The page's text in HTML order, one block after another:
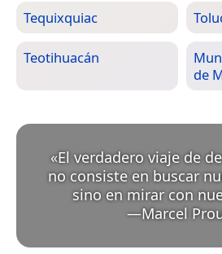
Tequixquiac
Teotihuacán
de
«El verdadero viaje de
no consiste en buscar
sino en mirar con
—Marcel